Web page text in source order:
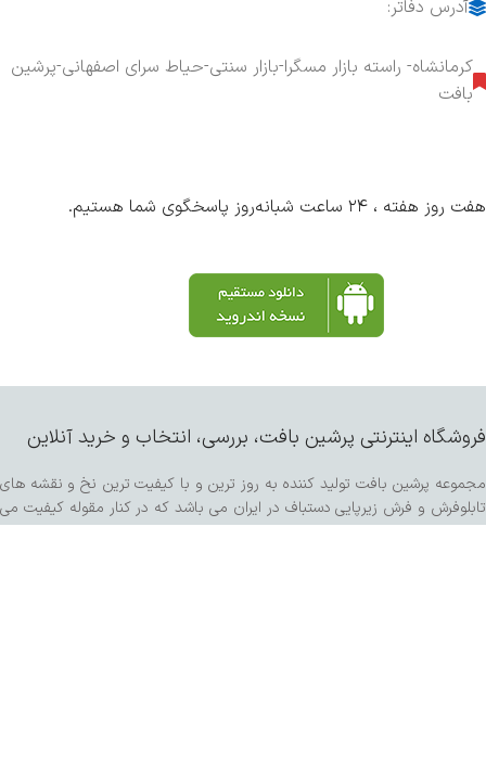
آدرس دفاتر:
کرمانشاه- راسته بازار مسگرا-بازار سنتی-حیاط سرای اصفهانی-پرشین
بافت
هفت روز هفته ، ۲۴ ساعت شبانه‌روز پاسخگوی شما هستیم.
فروشگاه اینترنتی پرشین بافت، بررسی، انتخاب و خرید آنلاین
مجموعه پرشین بافت تولید کننده به روز ترین و با کیفیت ترین نخ و نقشه های
تابلوفرش و فرش زیرپایی دستباف در ایران می باشد که در کنار مقوله کیفیت می
توان ادعا نمود مناسب ترین قیمت را نیز به شما عزیزان ارائه میدهد . کلیه خدمات